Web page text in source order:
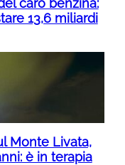
13,6 miliardi
Monte Livata,
è in terapia